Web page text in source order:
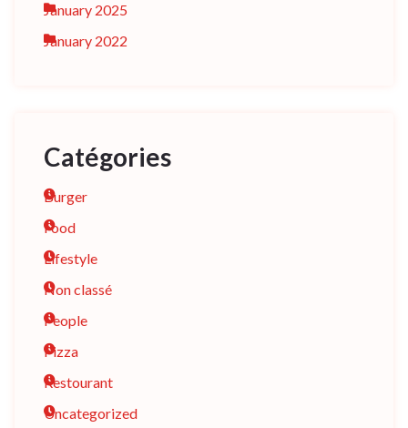
January 2025
January 2022
Catégories
Burger
Food
Lifestyle
Non classé
People
Pizza
Restourant
Uncategorized